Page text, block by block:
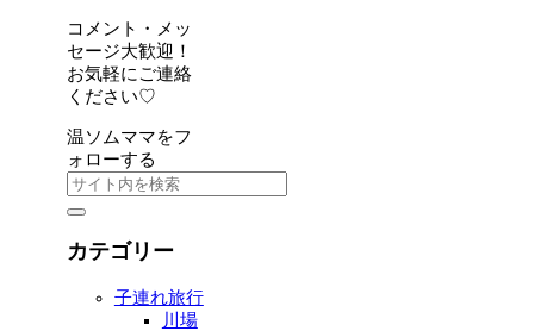
コメント・メッ
セージ大歓迎！
お気軽にご連絡
ください♡
温ソムママをフ
ォローする
カテゴリー
子連れ旅行
川場